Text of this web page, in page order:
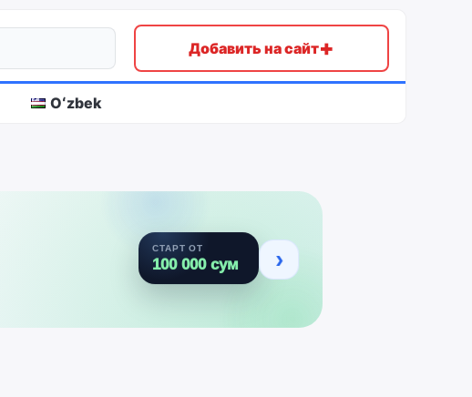
Добавить на сайт+
Oʻzbek
СТАРТ ОТ
100 000 сум ›